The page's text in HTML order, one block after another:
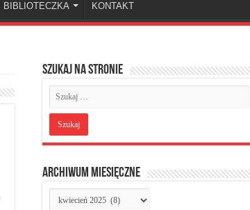
BIBLIOTECZKA KONTAKT
Szukaj na stronie
Archiwum miesięczne
Archiwum
miesięczne